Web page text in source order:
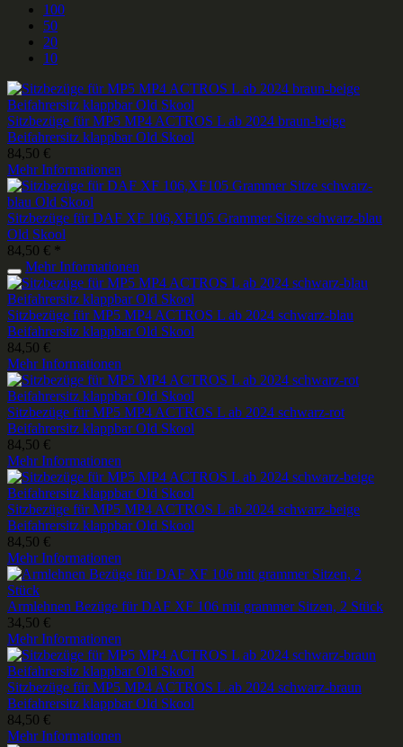
100
50
20
10
Sitzbezüge für MP5 MP4 ACTROS L ab 2024 braun-beige
Beifahrersitz klappbar Old Skool
84,50 €
Mehr Informationen
Sitzbezüge für DAF XF 106,XF105 Grammer Sitze schwarz-blau
Old Skool
84,50 € *
Mehr Informationen
Sitzbezüge für MP5 MP4 ACTROS L ab 2024 schwarz-blau
Beifahrersitz klappbar Old Skool
84,50 €
Mehr Informationen
Sitzbezüge für MP5 MP4 ACTROS L ab 2024 schwarz-rot
Beifahrersitz klappbar Old Skool
84,50 €
Mehr Informationen
Sitzbezüge für MP5 MP4 ACTROS L ab 2024 schwarz-beige
Beifahrersitz klappbar Old Skool
84,50 €
Mehr Informationen
Armlehnen Bezüge für DAF XF 106 mit grammer Sitzen, 2 Stück
34,50 €
Mehr Informationen
Sitzbezüge für MP5 MP4 ACTROS L ab 2024 schwarz-braun
Beifahrersitz klappbar Old Skool
84,50 €
Mehr Informationen